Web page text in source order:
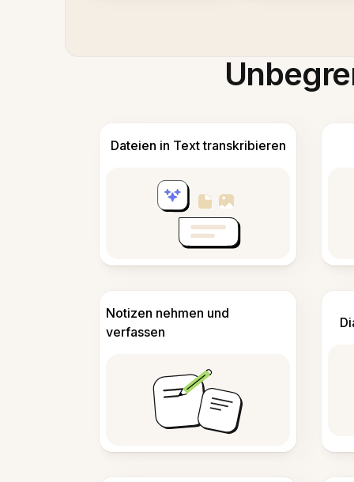
Dateien in Text transkribieren
Notizen nehmen und
verfassen